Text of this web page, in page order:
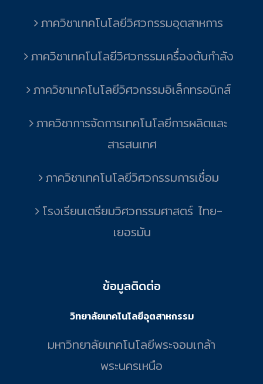
ภาควิชาเทคโนโลยีวิศวกรรมอุตสาหการ
ภาควิชาเทคโนโลยีวิศวกรรมเครื่องต้นกำลัง
ภาควิชาเทคโนโลยีวิศวกรรมอิเล็กทรอนิกส์
ภาควิชาการจัดการเทคโนโลยีการผลิตและ
สารสนเทศ
ภาควิชาเทคโนโลยีวิศวกรรมการเชื่อม
โรงเรียนเตรียมวิศวกรรมศาสตร์ ไทย-
เยอรมัน
ข้อมูลติดต่อ
วิทยาลัยเทคโนโลยีอุตสาหกรรม
มหาวิทยาลัยเทคโนโลยีพระจอมเกล้า
พระนครเหนือ